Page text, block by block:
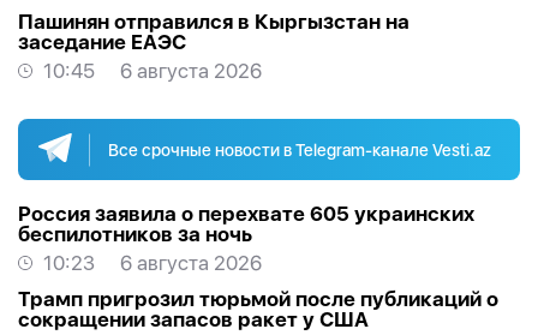
Пашинян отправился в Кыргызстан на
заседание ЕАЭС
10:45
6 августа 2026
Все срочные новости в Telegram-канале Vesti.az
Россия заявила о перехвате 605 украинских
беспилотников за ночь
10:23
6 августа 2026
Трамп пригрозил тюрьмой после публикаций о
сокращении запасов ракет у США